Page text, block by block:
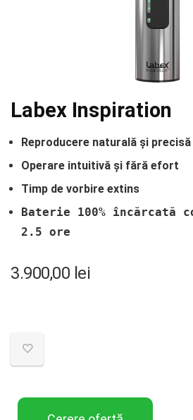
Labex Inspiration
Reproducere naturală și
Operare intuitivă și fără efort
Timp de vorbire extins
Baterie 100% încărcată
2.5 ore
3.900,00 lei